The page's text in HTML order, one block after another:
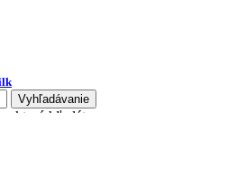
Vyhľadávanie
ktorý hľadáte.